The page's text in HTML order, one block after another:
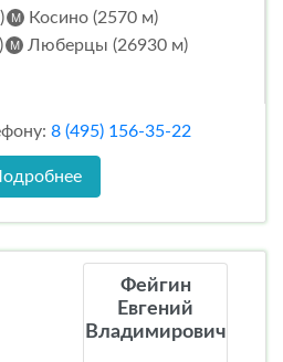
Косино (2570 м)
Люберцы (26930 м)
8 (495) 156-35-22
Фейгин
Евгений
Владимирович